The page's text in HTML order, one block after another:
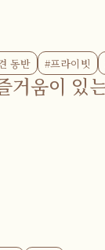
동반 #프라이빗
거움이 있